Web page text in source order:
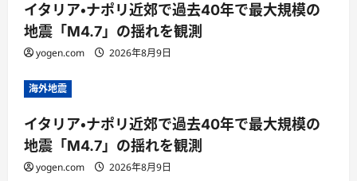
イタリア・ナポリ近郊で過去40年で最大規模の
地震「M4.7」の揺れを観測
yogen.com 2026年8月9日
海外地震
イタリア・ナポリ近郊で過去40年で最大規模の
地震「M4.7」の揺れを観測
yogen.com 2026年8月9日